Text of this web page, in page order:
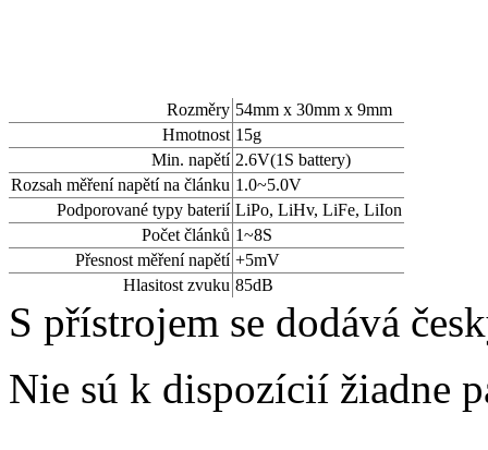
Rozměry 54mm x 30mm x 9mm
Hmotnost 15g
Min. napětí 2.6V(1S battery)
Rozsah měření napětí na článku 1.0~5.0V
Podporované typy baterií LiPo, LiHv, LiFe, LiIon
Počet článků 1~8S
Přesnost měření napětí +5mV
Hlasitost zvuku 85dB
S přístrojem se dodává
Nie sú k dispozícií žiadne